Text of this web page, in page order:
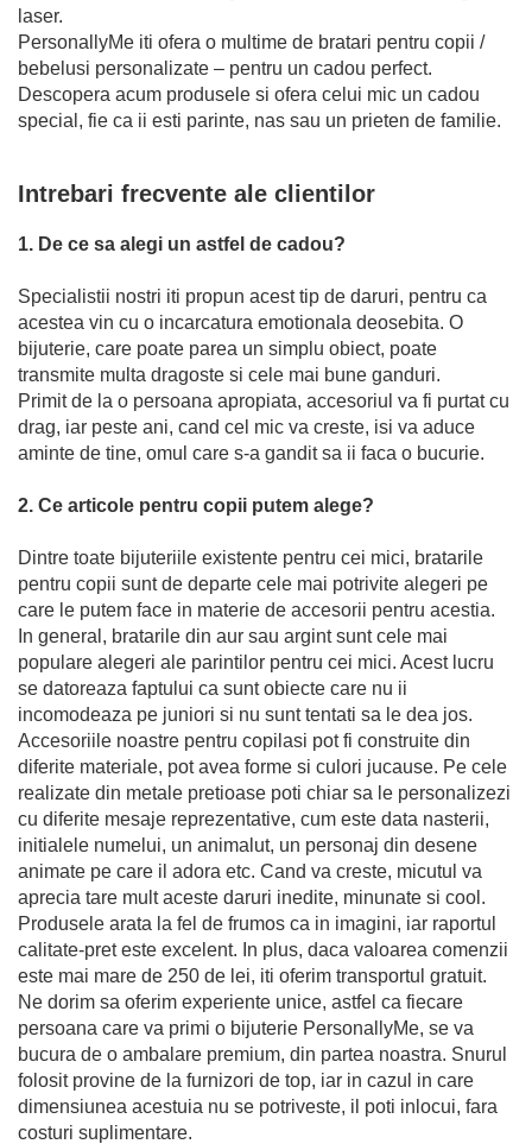
laser.
PersonallyMe iti ofera o multime de bratari pentru copii /
bebelusi personalizate – pentru un cadou perfect.
Descopera acum produsele si ofera celui mic un cadou
special, fie ca ii esti parinte, nas sau un prieten de familie.
Intrebari frecvente ale clientilor
1. De ce sa alegi un astfel de cadou?
Specialistii nostri iti propun acest tip de daruri, pentru ca
acestea vin cu o incarcatura emotionala deosebita. O
bijuterie, care poate parea un simplu obiect, poate
transmite multa dragoste si cele mai bune ganduri.
Primit de la o persoana apropiata, accesoriul va fi purtat cu
drag, iar peste ani, cand cel mic va creste, isi va aduce
aminte de tine, omul care s-a gandit sa ii faca o bucurie.
2. Ce articole pentru copii putem alege?
Dintre toate bijuteriile existente pentru cei mici, bratarile
pentru copii sunt de departe cele mai potrivite alegeri pe
care le putem face in materie de accesorii pentru acestia.
In general, bratarile din aur sau argint sunt cele mai
populare alegeri ale parintilor pentru cei mici. Acest lucru
se datoreaza faptului ca sunt obiecte care nu ii
incomodeaza pe juniori si nu sunt tentati sa le dea jos.
Accesoriile noastre pentru copilasi pot fi construite din
diferite materiale, pot avea forme si culori jucause. Pe cele
realizate din metale pretioase poti chiar sa le personalizezi
cu diferite mesaje reprezentative, cum este data nasterii,
initialele numelui, un animalut, un personaj din desene
animate pe care il adora etc. Cand va creste, micutul va
aprecia tare mult aceste daruri inedite, minunate si cool.
Produsele arata la fel de frumos ca in imagini, iar raportul
calitate-pret este excelent. In plus, daca valoarea comenzii
este mai mare de 250 de lei, iti oferim transportul gratuit.
Ne dorim sa oferim experiente unice, astfel ca fiecare
persoana care va primi o bijuterie PersonallyMe, se va
bucura de o ambalare premium, din partea noastra. Snurul
folosit provine de la furnizori de top, iar in cazul in care
dimensiunea acestuia nu se potriveste, il poti inlocui, fara
costuri suplimentare.